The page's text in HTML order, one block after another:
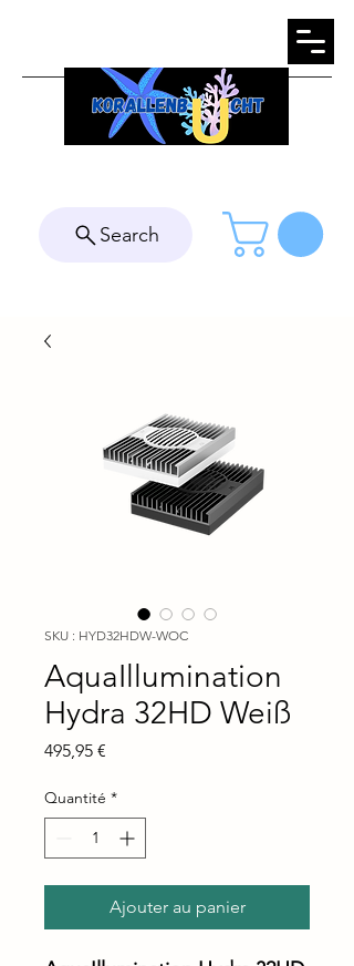
Search
SKU : HYD32HDW-WOC
AquaIllumination
Hydra 32HD Weiß
495,95 €
Quantité *
Ajouter au panier